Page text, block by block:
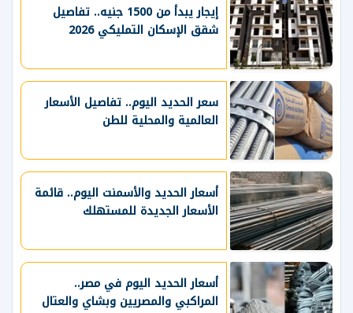
إيجار يبدأ من 1500 جنيه.. تفاصيل
شقق الإسكان التمليكي 2026
سعر الحديد اليوم.. تفاصيل الأسعار
العالمية والمحلية للطن
أسعار الحديد والأسمنت اليوم.. قائمة
الأسعار الجديدة للمستهلك
أسعار الحديد اليوم في مصر..
المراكبي والمصريين وبشاي والعتال